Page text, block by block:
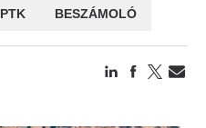
PTK BESZÁMOLÓ